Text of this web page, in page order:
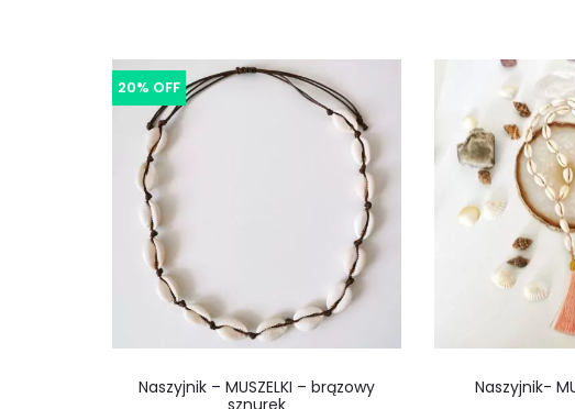
20% OFF
Naszyjnik – MUSZELKI – brązowy
sznurek
Naszyjnik-